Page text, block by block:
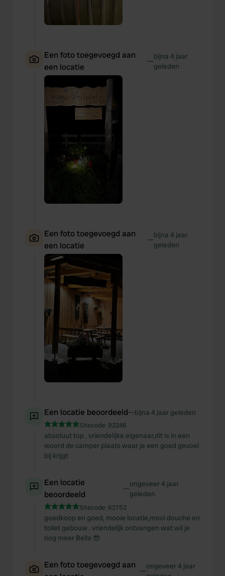
Een foto toegevoegd aan
een locatie
—bijna 4 jaar
geleden
Een foto toegevoegd aan
een locatie
—bijna 4 jaar
geleden
Een locatie beoordeeld—bijna 4 jaar geleden
Sitecode: 92246
absoluut top , vriendelijke eigenaar,dit is in een
woord de camper plaats waar je een goed gevoel
bij krijgt
Een locatie
beoordeeld
—ongeveer 4 jaar
geleden
Sitecode: 62752
goedkoop en goed, mooie locatie,mooi douche en
toilet gebouw . vriendelijk ontvangen wat wil je
nog meer Bella 😎
Een foto toegevoegd aan
—ongeveer 4 jaar